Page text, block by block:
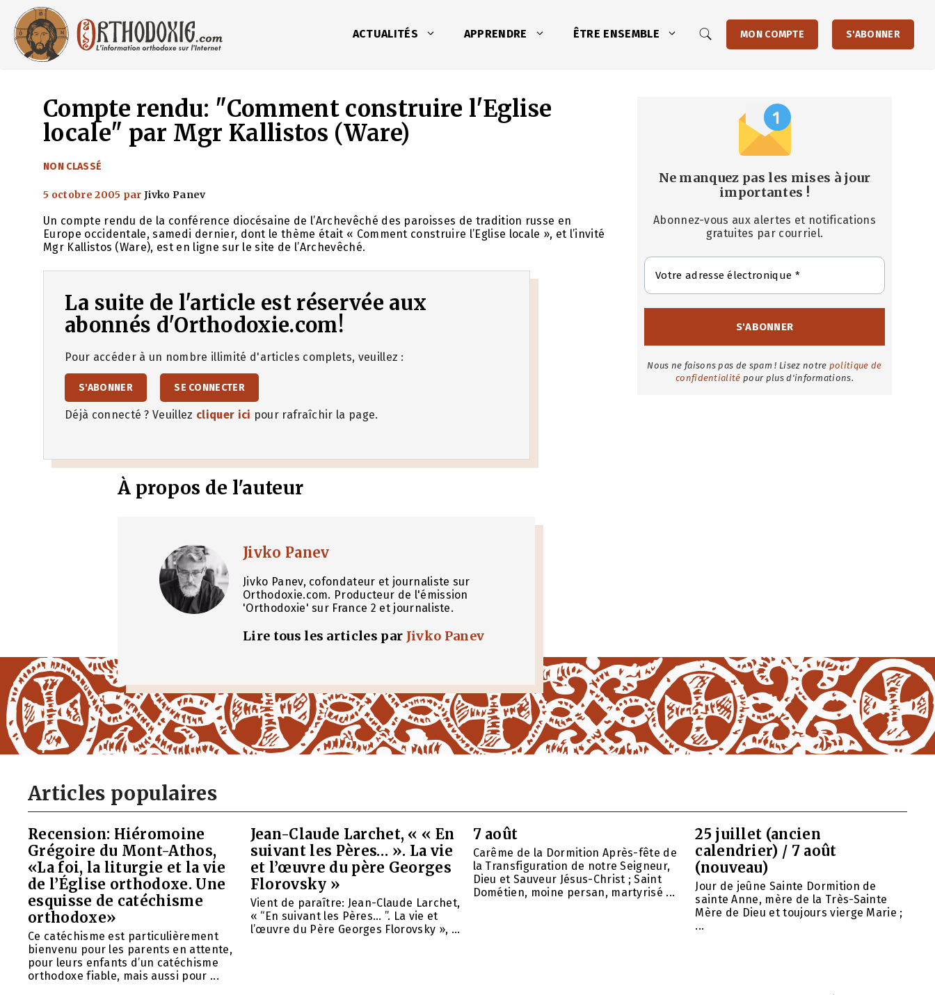
contenu
ACTUALITÉS APPRENDRE ÊTRE ENSEMBLE MON COMPTE S'ABONNER
Compte rendu: "Comment construire l'Eglise
locale" par Mgr Kallistos (Ware)
CATÉGORIES
NON CLASSÉ
5 octobre 2005 parJivko Panev
Un compte rendu de la conférence diocésaine de l’Archevêché des paroisses de tradition russe en
Europe occidentale, samedi dernier, dont le thème était « Comment construire l’Eglise locale », et l’invité
Mgr Kallistos (Ware), est en ligne sur le site de l’Archevêché.
La suite de l'article est réservée aux
abonnés d'Orthodoxie.com!
Pour accéder à un nombre illimité d'articles complets, veuillez :
S'ABONNER SE CONNECTER
Déjà connecté ? Veuillez cliquer ici pour rafraîchir la page.
À propos de l'auteur
Jivko Panev
Jivko Panev, cofondateur et journaliste sur
Orthodoxie.com. Producteur de l'émission
'Orthodoxie' sur France 2 et journaliste.
Lire tous les articles par Jivko Panev
Ne manquez pas les mises à jour
importantes !
Abonnez-vous aux alertes et notifications
gratuites par courriel.
Nous ne faisons pas de spam ! Lisez notre politique de
confidentialité pour plus d'informations.
Articles populaires
Recension: Hiéromoine
Grégoire du Mont-Athos,
«La foi, la liturgie et la vie
de l’Église orthodoxe. Une
esquisse de catéchisme
orthodoxe»
Ce catéchisme est particulièrement
bienvenu pour les parents en attente,
pour leurs enfants d’un catéchisme
orthodoxe fiable, mais aussi pour ...
Jean-Claude Larchet, « « En
suivant les Pères… ». La vie
et l’œuvre du père Georges
Florovsky »
Vient de paraître: Jean-Claude Larchet,
« “En suivant les Pères… ”. La vie et
l’œuvre du Père Georges Florovsky », ...
7 août
Carême de la Dormition Après-fête de
la Transfiguration de notre Seigneur,
Dieu et Sauveur Jésus-Christ ; Saint
Dométien, moine persan, martyrisé ...
25 juillet (ancien
calendrier) / 7 août
(nouveau)
Jour de jeûne Sainte Dormition de
sainte Anne, mère de la Très-Sainte
Mère de Dieu et toujours vierge Marie ;
...